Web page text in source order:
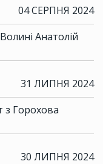
04 СЕРПНЯ 2024
Анатолій
31 ЛИПНЯ 2024
з Горохова
30 ЛИПНЯ 2024